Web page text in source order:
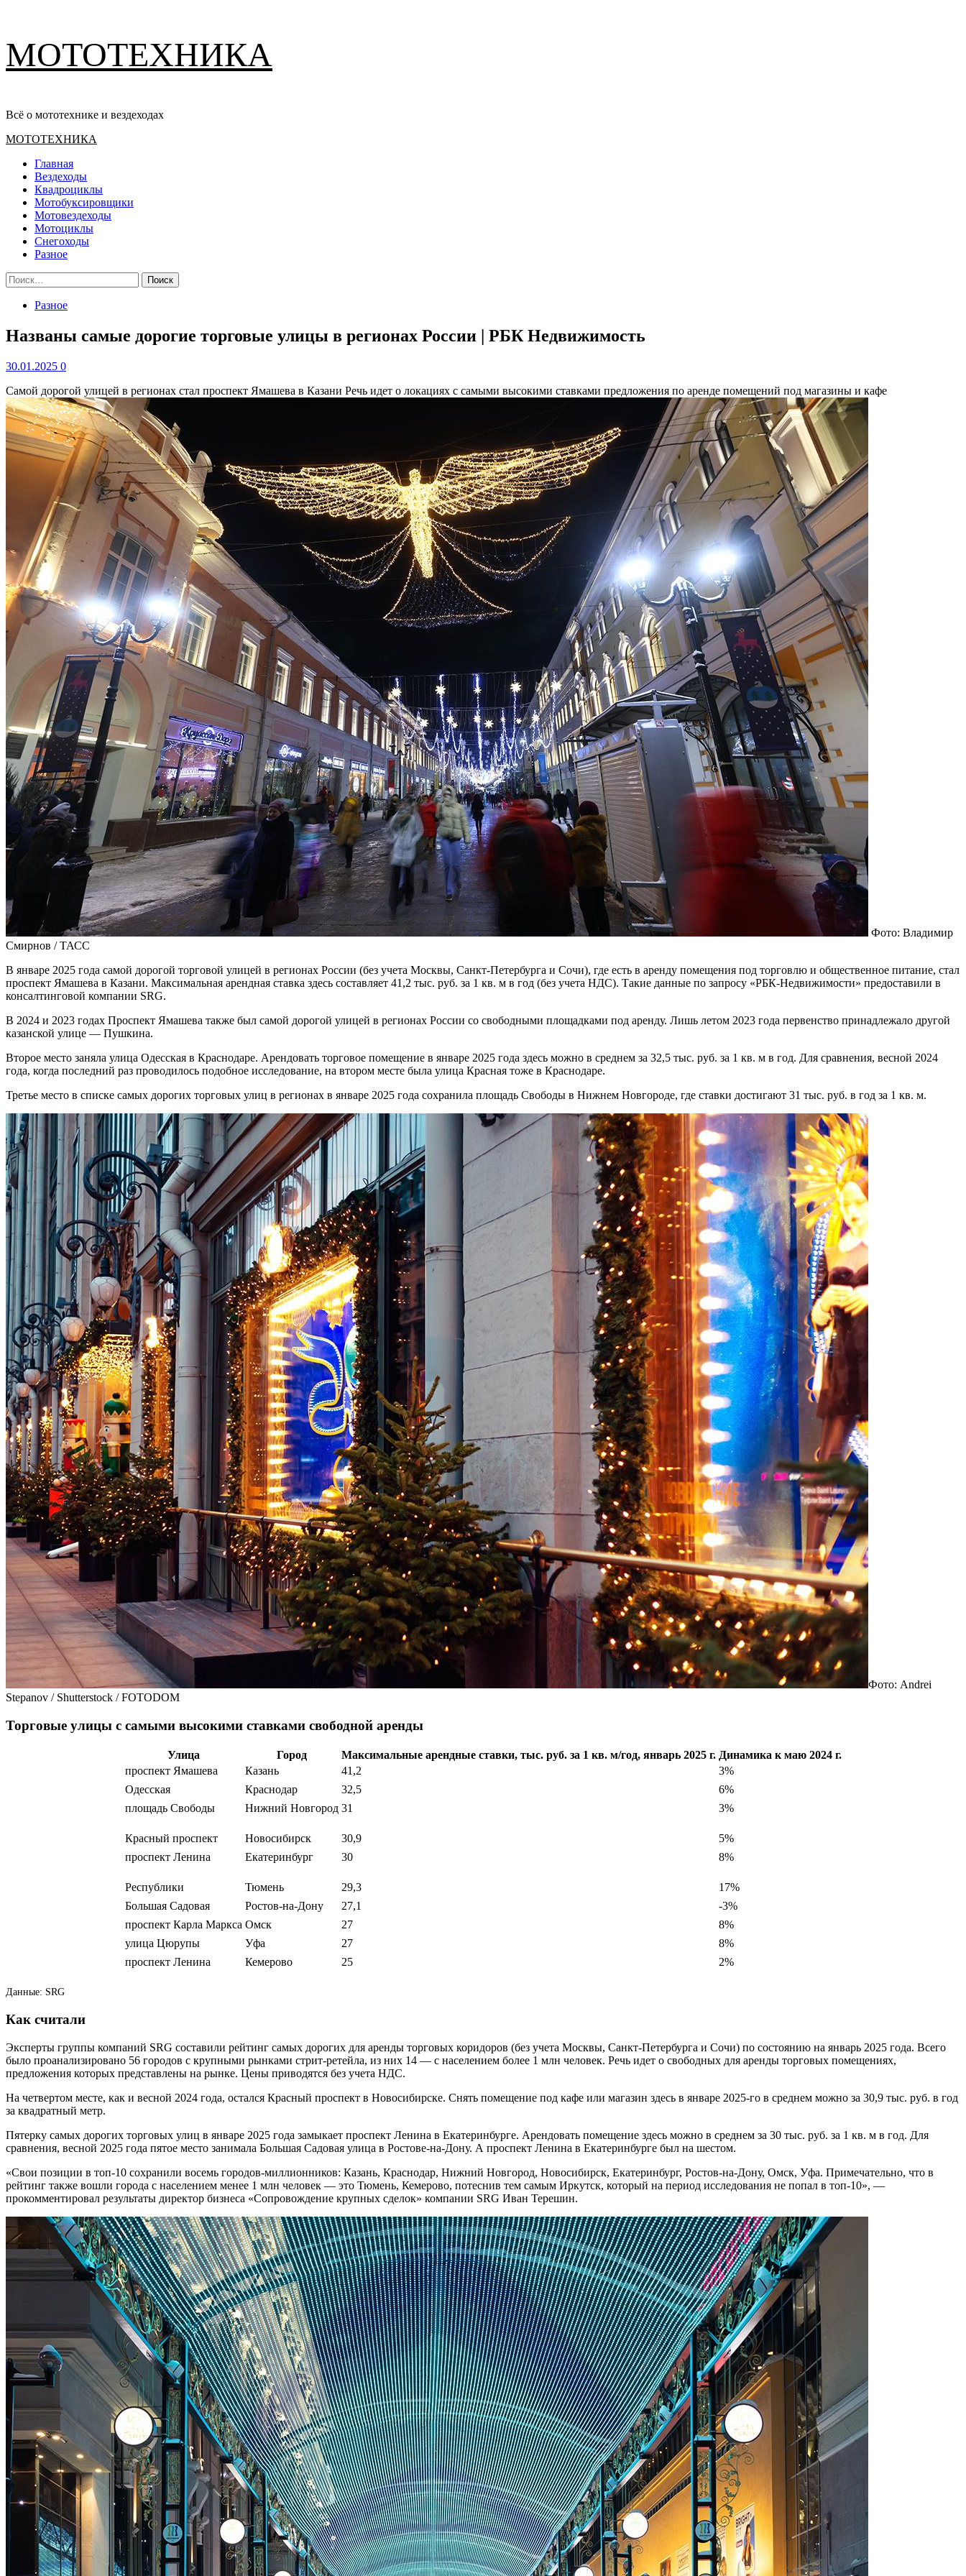
содержимому
МОТОТЕХНИКА
Всё о мототехнике и вездеходах
Основное
МОТОТЕХНИКА
Главная
Вездеходы
Квадроциклы
Мотобуксировщики
Мотовездеходы
Мотоциклы
Снегоходы
Разное
Найти:
Разное
Названы самые дорогие торговые улицы в регионах России | РБК Недвижимость
30.01.2025 0
Самой дорогой улицей в регионах стал проспект Ямашева в Казани Речь идет о локациях с самыми высокими ставками предложения по аренде помещений под магазины и кафе
Фото: Владимир
Смирнов / ТАСС
В январе 2025 года самой дорогой торговой улицей в регионах России (без учета Москвы, Санкт-Петербурга и Сочи), где есть в аренду помещения под торговлю и общественное питание, стал
проспект Ямашева в Казани. Максимальная арендная ставка здесь составляет 41,2 тыс. руб. за 1 кв. м в год (без учета НДС). Такие данные по запросу «РБК-Недвижимости» предоставили в
консалтинговой компании SRG.
В 2024 и 2023 годах Проспект Ямашева также был самой дорогой улицей в регионах России со свободными площадками под аренду. Лишь летом 2023 года первенство принадлежало другой
казанской улице — Пушкина.
Второе место заняла улица Одесская в Краснодаре. Арендовать торговое помещение в январе 2025 года здесь можно в среднем за 32,5 тыс. руб. за 1 кв. м в год. Для сравнения, весной 2024
года, когда последний раз проводилось подобное исследование, на втором месте была улица Красная тоже в Краснодаре.
Третье место в списке самых дорогих торговых улиц в регионах в январе 2025 года сохранила площадь Свободы в Нижнем Новгороде, где ставки достигают 31 тыс. руб. в год за 1 кв. м.
Фото: Andrei
Stepanov / Shutterstock / FOTODOM
Торговые улицы с самыми высокими ставками свободной аренды
Улица Город Максимальные арендные ставки, тыс. руб. за 1 кв. м/год, январь 2025 г. Динамика к маю 2024 г.
проспект Ямашева
Казань 41,2
3%
Одесская
Краснодар 32,5
6%
площадь Свободы
Нижний Новгород 31 3%
Красный проспект Новосибирск 30,9
5%
проспект Ленина
Екатеринбург 30 8%
Республики Тюмень 29,3
17%
Большая Садовая
Ростов-на-Дону 27,1
-3%
проспект Карла Маркса Омск 27
8%
улица Цюрупы
Уфа 27
8%
проспект Ленина
Кемерово 25 2%
Данные: SRG
Как считали
Эксперты группы компаний SRG составили рейтинг самых дорогих для аренды торговых коридоров (без учета Москвы, Санкт-Петербурга и Сочи) по состоянию на январь 2025 года. Всего
было проанализировано 56 городов с крупными рынками стрит-ретейла, из них 14 — с населением более 1 млн человек. Речь идет о свободных для аренды торговых помещениях,
предложения которых представлены на рынке. Цены приводятся без учета НДС.
На четвертом месте, как и весной 2024 года, остался Красный проспект в Новосибирске. Снять помещение под кафе или магазин здесь в январе 2025-го в среднем можно за 30,9 тыс. руб. в год
за квадратный метр.
Пятерку самых дорогих торговых улиц в январе 2025 года замыкает проспект Ленина в Екатеринбурге. Арендовать помещение здесь можно в среднем за 30 тыс. руб. за 1 кв. м в год. Для
сравнения, весной 2025 года пятое место занимала Большая Садовая улица в Ростове-на-Дону. А проспект Ленина в Екатеринбурге был на шестом.
«Свои позиции в топ-10 сохранили восемь городов-миллионников: Казань, Краснодар, Нижний Новгород, Новосибирск, Екатеринбург, Ростов-на-Дону, Омск, Уфа. Примечательно, что в
рейтинг также вошли города с населением менее 1 млн человек — это Тюмень, Кемерово, потеснив тем самым Иркутск, который на период исследования не попал в топ-10», —
прокомментировал результаты директор бизнеса «Сопровождение крупных сделок» компании SRG Иван Терешин.